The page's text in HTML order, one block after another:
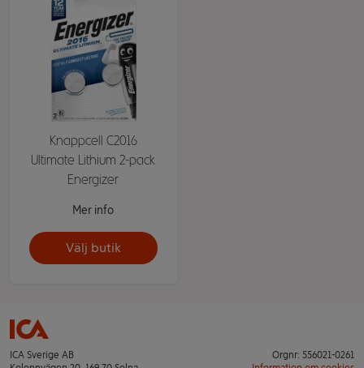
Knappcell C2016
Ultimate Lithium 2-pack
Energizer
Mer info
Välj butik
ICA Sverige AB
Orgnr: 556021-0261